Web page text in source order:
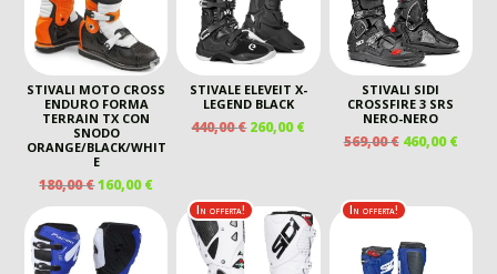
STIVALI MOTO CROSS
ENDURO FORMA
TERRAIN TX CON
SNODO
ORANGE/BLACK/WHIT
E
180,00€IL
PREZZO
ORIGINALE
ERA:
180,00 €.
160,00€IL
PREZZO
ATTUALE
160,00 €.
STIVALE ELEVEIT X-
LEGEND BLACK
440,00€ IL
440,00 €.
260,00€IL
PREZZO
260,00 €.
STIVALI SIDI
CROSSFIRE 3 SRS
NERO-NERO
569,00€ IL
ERA:
569,00 €.
460,00€IL
In offerta! In offerta!